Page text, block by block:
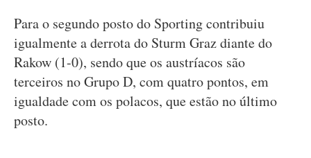
Para o segundo posto do Sporting contribuiu
igualmente a derrota do Sturm Graz diante do
Rakow (1-0), sendo que os austríacos são
terceiros no Grupo D, com quatro pontos, em
igualdade com os polacos, que estão no último
posto.